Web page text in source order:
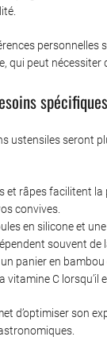
personnelles
qui peut nécessiter
spécifiques
ustensiles seront
et râpes facilitent
convives.
en silicone et
souvent de
panier en
vitamine C lorsqu’il
d’optimiser son